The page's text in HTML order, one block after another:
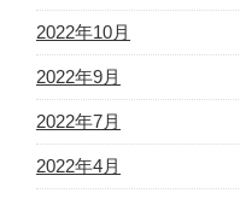
2022年10月
2022年9月
2022年7月
2022年4月